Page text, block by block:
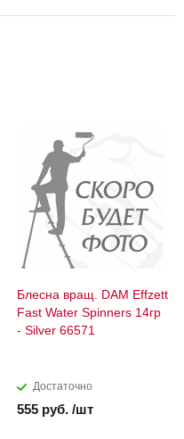
Блесна вращ. DAM Effzett
Fast Water Spinners 14гр
- Silver 66571
Достаточно
555 руб. /шт